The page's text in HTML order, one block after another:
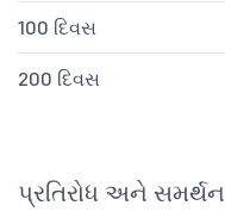
100 દિવસ
200 દિવસ
પ્રતિરોધ અને સમર્થન